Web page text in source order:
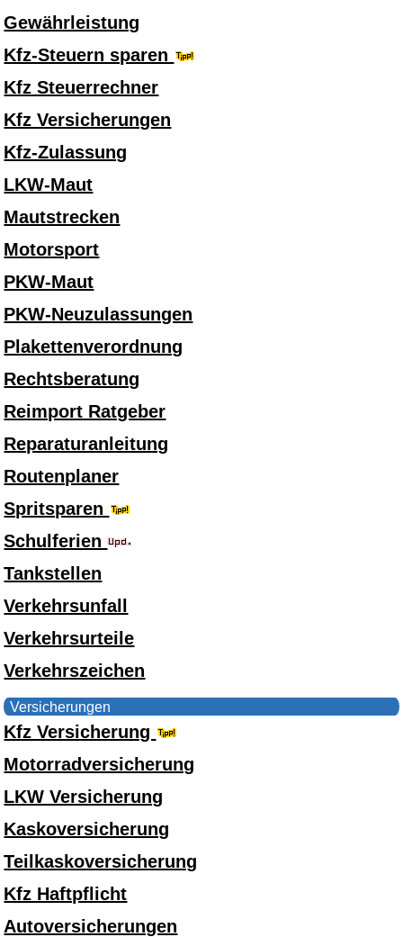
Gewährleistung
Kfz-Steuern sparen
Kfz Steuerrechner
Kfz Versicherungen
Kfz-Zulassung
LKW-Maut
Mautstrecken
Motorsport
PKW-Maut
PKW-Neuzulassungen
Plakettenverordnung
Rechtsberatung
Reimport Ratgeber
Reparaturanleitung
Routenplaner
Spritsparen
Schulferien
Tankstellen
Verkehrsunfall
Verkehrsurteile
Verkehrszeichen
Versicherungen
Kfz Versicherung
Motorradversicherung
LKW Versicherung
Kaskoversicherung
Teilkaskoversicherung
Kfz Haftpflicht
Autoversicherungen